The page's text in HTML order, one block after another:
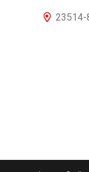
23514-